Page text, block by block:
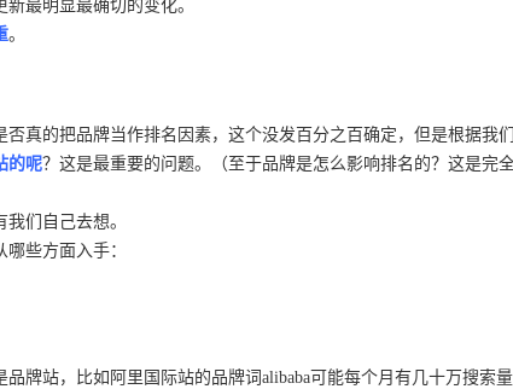
最明显最确切的变化。
。
否真的把品牌当作排名因素，这个没发百分之百确定，但是根据我
的呢？这是最重要的问题。（至于品牌是怎么影响排名的？这是完
们自己去想。
些方面入手：
牌站，比如阿里国际站的品牌词alibaba可能每个月有几十万搜索